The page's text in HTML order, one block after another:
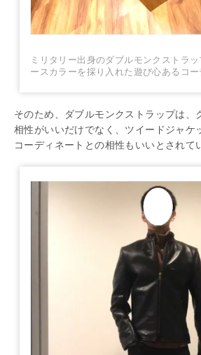
ミリタリー出身のダブルモンクストラ
ースカラーを採り入れた遊び心あるコー
そのため、ダブルモンクストラップは、
相性がいいだけでなく、ツイードジャケ
コーディネートとの相性もいいとされて